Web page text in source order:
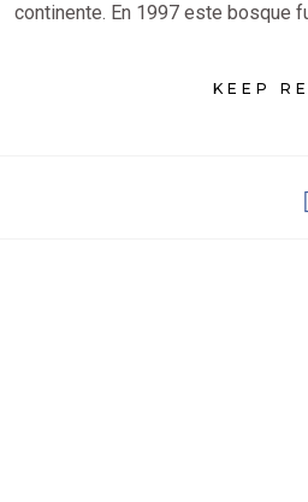
continente. En 1997 este bosque
KEEP